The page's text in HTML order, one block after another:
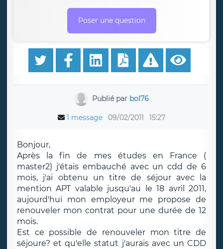
Poser une question
Publié par bol76
1 message 09/02/2011 15:27
Bonjour,
Après la fin de mes études en France (
master2) j'étais embauché avec un cdd de 6
mois, j'ai obtenu un titre de séjour avec la
mention APT valable jusqu'au le 18 avril 2011,
aujourd'hui mon employeur me propose de
renouveler mon contrat pour une durée de 12
mois.
Est ce possible de renouveler mon titre de
séjoure? et qu'elle statut j'aurais avec un CDD